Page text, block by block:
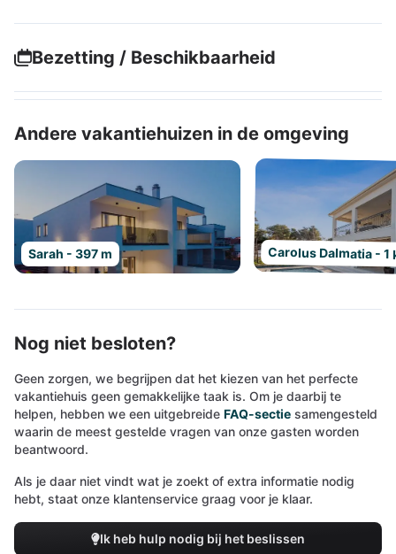
Bezetting / Beschikbaarheid
Andere vakantiehuizen in de omgeving
Sarah - 397 m Carolus Dalmatia - 1
Nog niet besloten?
Geen zorgen, we begrijpen dat het kiezen van het perfecte
vakantiehuis geen gemakkelijke taak is. Om je daarbij te
helpen, hebben we een uitgebreide FAQ-sectie samengesteld
waarin de meest gestelde vragen van onze gasten worden
beantwoord.
Als je daar niet vindt wat je zoekt of extra informatie nodig
hebt, staat onze klantenservice graag voor je klaar.
Ik heb hulp nodig bij het beslissen